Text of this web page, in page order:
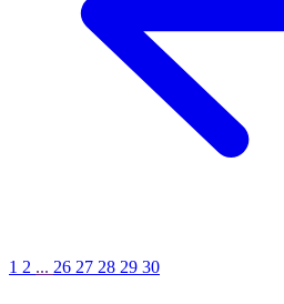
1 2 ... 26 27 28 29 30